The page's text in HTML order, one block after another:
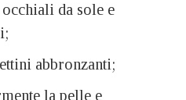
da sole e
abbronzanti;
la pelle e